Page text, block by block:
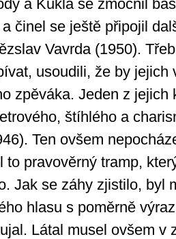
a Kukla se zmocnil
činel se ještě připojil
Vavrda (1950).
usoudili, že by jejich
zpěváka. Jeden z jejich
štíhlého a
Ten ovšem
to pravověrný tramp,
Jak se záhy zjistilo, byl
hlasu s poměrně
Látal musel ovšem v